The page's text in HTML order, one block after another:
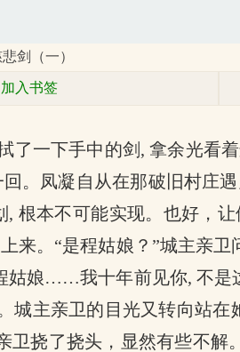
剑（一）
加入书签
一下手中的剑, 拿余光看
。凤凝自从在那破旧村庄
根本不可能实现。也好，
。“是程姑娘？”城主亲
姑娘……我十年前见你, 不是
主亲卫的目光又转向站在
挠了挠头，显然有些不